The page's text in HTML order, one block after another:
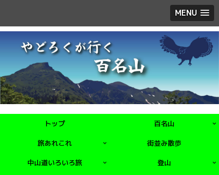
MENU
トップ 百名山
旅あれこれ 街並み散歩
中山道いろいろ旅 登山